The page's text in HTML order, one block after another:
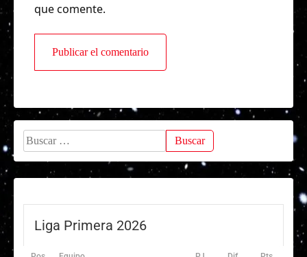
que comente.
Buscar:
Liga Primera 2026